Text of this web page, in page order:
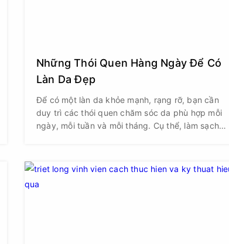
Những Thói Quen Hàng Ngày Để Có
Làn Da Đẹp
Để có một làn da khỏe mạnh, rạng rỡ, bạn cần
duy trì các thói quen chăm sóc da phù hợp mỗi
ngày, mỗi tuần và mỗi tháng. Cụ thể, làm sạch
sử dụng mỹ phẩm mỗi tháng là những bước
quan trọng không thể bỏ qua.